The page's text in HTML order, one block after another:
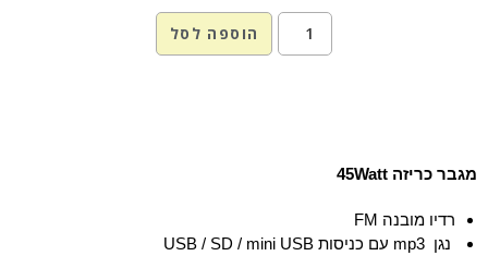
הוספה לסל
מגבר כריזה 45Watt
רדיו מובנה FM
נגן mp3 עם כניסות USB / SD / mini USB